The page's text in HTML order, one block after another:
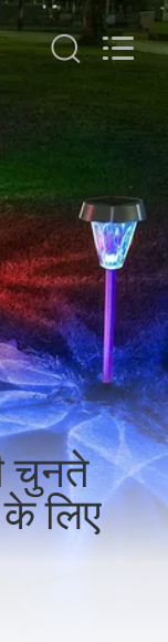
चुनते
लिए